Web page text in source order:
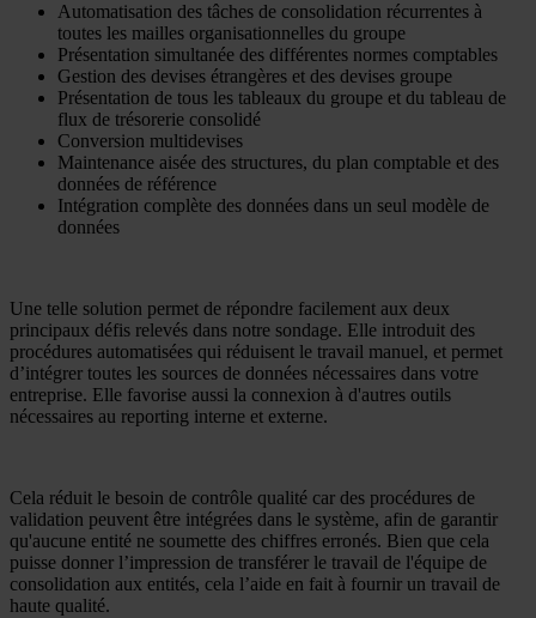
Automatisation des tâches de consolidation récurrentes à
toutes les mailles organisationnelles du groupe
Présentation simultanée des différentes normes comptables
Gestion des devises étrangères et des devises groupe
Présentation de tous les tableaux du groupe et du tableau de
flux de trésorerie consolidé
Conversion multidevises
Maintenance aisée des structures, du plan comptable et des
données de référence
Intégration complète des données dans un seul modèle de
données
Une telle solution permet de répondre facilement aux deux
principaux défis relevés dans notre sondage. Elle introduit des
procédures automatisées qui réduisent le travail manuel, et permet
d’intégrer toutes les sources de données nécessaires dans votre
entreprise. Elle favorise aussi la connexion à d'autres outils
nécessaires au reporting interne et externe.
Cela réduit le besoin de contrôle qualité car des procédures de
validation peuvent être intégrées dans le système, afin de garantir
qu'aucune entité ne soumette des chiffres erronés. Bien que cela
puisse donner l’impression de transférer le travail de l'équipe de
consolidation aux entités, cela l’aide en fait à fournir un travail de
haute qualité.